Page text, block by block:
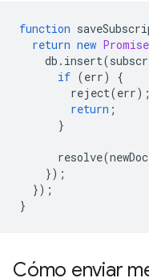
function
return new Promise
db . insert(
if (err)
{
reject(err);
return ;
}
resolve(newDoc
});
});
}
Cómo enviar